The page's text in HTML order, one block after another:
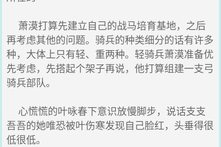
萧漠打算先建立自己的战马培育基地，之后
再考虑其他的问题。骑兵的种类细分的话有许多
种，大体上只有轻、重两种。轻骑兵萧漠准备优
先考虑，先搭起个架子再说，他打算组建一支弓
骑兵部队。
心慌慌的叶咏春下意识放慢脚步，说话支支
吾吾的她唯恐被叶伤寒发现自己脸红，头垂得很
低很低。